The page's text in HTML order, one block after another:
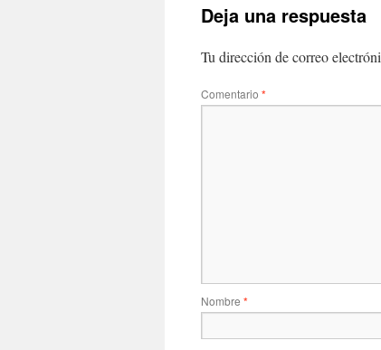
Deja una respuesta
Tu dirección de correo
Comentario *
Nombre *